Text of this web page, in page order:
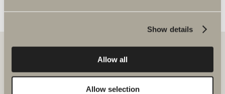
Show details
Allow all
Allow selection
Hos oss hittar du allt för hela badrummet. Från badrumsmöbler,